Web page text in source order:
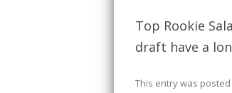
Top Rookie
draft have a
This entry was posted